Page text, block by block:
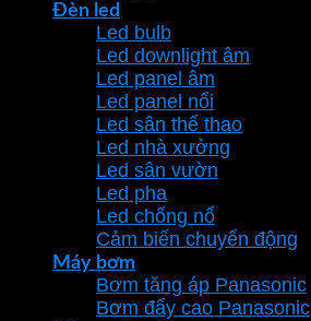
Đèn led
Led bulb
Led downlight âm
Led panel âm
Led panel nổi
Led sân thể thao
Led nhà xưởng
Led sân vườn
Led pha
Led chống nổ
Cảm biến chuyển động
Máy bơm
Bơm tăng áp Panasonic
Bơm đẩy cao Panasonic